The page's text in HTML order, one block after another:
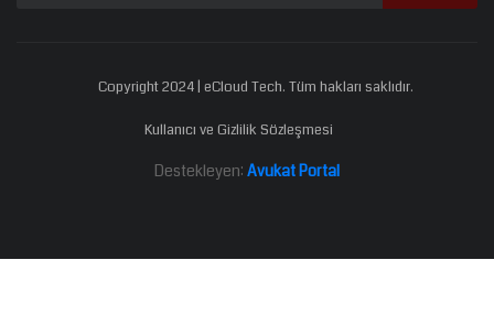
Copyright 2024 | eCloud Tech. Tüm hakları saklıdır.
Kullanıcı ve Gizlilik Sözleşmesi
Destekleyen: Avukat Portal